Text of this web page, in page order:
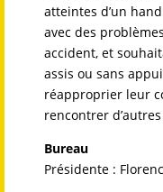
atteintes d’un
avec des
accident, et
assis ou sans
réapproprier leur
rencontrer
Bureau
Présidente :